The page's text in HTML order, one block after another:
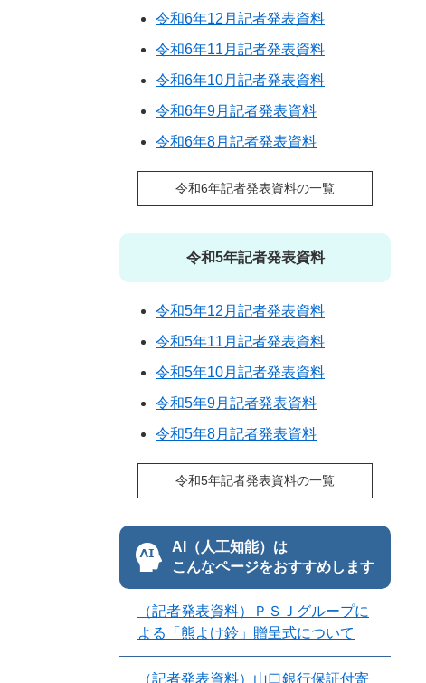
令和6年12月記者発表資料
令和6年11月記者発表資料
令和6年10月記者発表資料
令和6年9月記者発表資料
令和6年8月記者発表資料
令和6年記者発表資料の一覧
令和5年記者発表資料
令和5年12月記者発表資料
令和5年11月記者発表資料
令和5年10月記者発表資料
令和5年9月記者発表資料
令和5年8月記者発表資料
令和5年記者発表資料の一覧
AI（人工知能）は
こんなページをおすすめします
（記者発表資料）ＰＳＪグループに
よる「熊よけ鈴」贈呈式について
（記者発表資料）山口銀行保証付寄